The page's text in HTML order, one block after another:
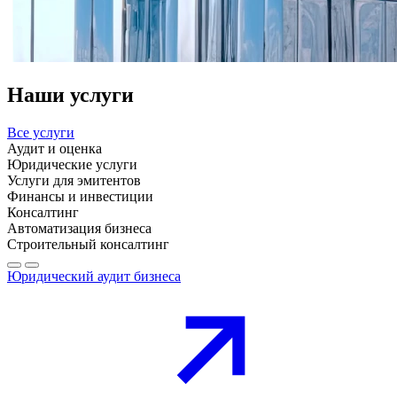
Наши услуги
Все услуги
Аудит и оценка
Юридические услуги
Услуги для эмитентов
Финансы и инвестиции
Консалтинг
Автоматизация бизнеса
Строительный консалтинг
Юридический аудит бизнеса